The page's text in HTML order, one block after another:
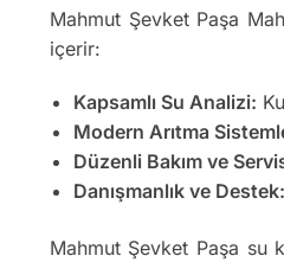
Mahmut Şevket Paşa
içerir:
Kapsamlı Su Analizi:
Modern Arıtma
Düzenli Bakım ve
Danışmanlık ve Destek:
Mahmut Şevket Paşa su